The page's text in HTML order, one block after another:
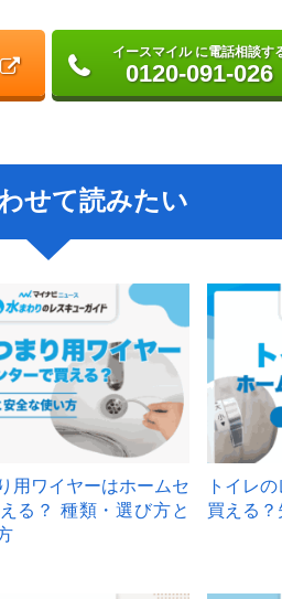
イースマイル に電話相談す
0120-091-026
せて読みたい
用ワイヤーはホームセ
る？ 種類・選び方と
トイレ
買える